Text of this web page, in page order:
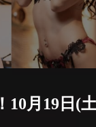
10月19日(